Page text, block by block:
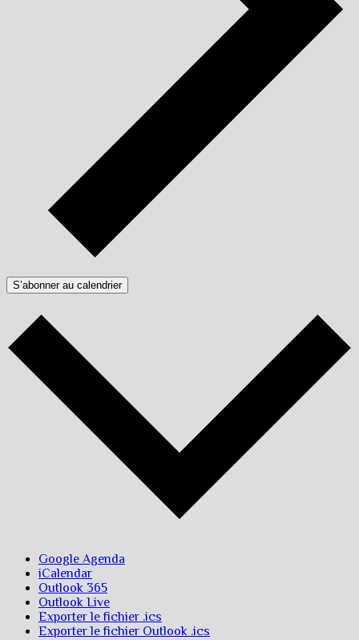
S’abonner au calendrier
Google Agenda
iCalendar
Outlook 365
Outlook Live
Exporter le fichier .ics
Exporter le fichier Outlook .ics